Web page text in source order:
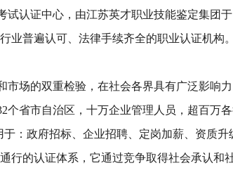
试认证中心，由江苏英才职业技能鉴定集团
业普遍认可、法律手续齐全的职业认证机构
市场的双重检验，在社会各界具有广泛影响力
个省市自治区，十万企业管理人员，超百万
于：政府招标、企业招聘、定岗加薪、资质
行的认证体系，它通过竞争取得社会承认和